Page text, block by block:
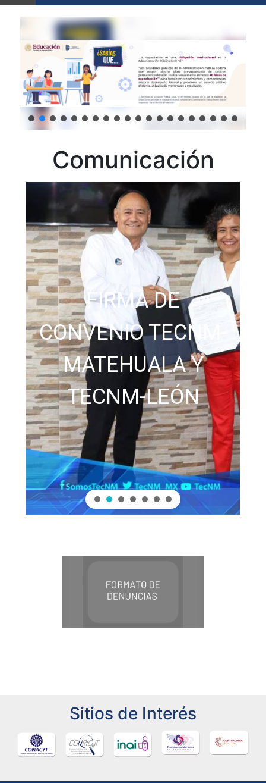
Comunicación
FIRMA DE
CONVENIO TECNM-
MATEHUALA Y
TECNM-LEÓN
Sitios de Interés